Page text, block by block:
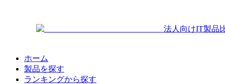
法人向けIT製品
ホーム
製品を探す
ランキングから探す